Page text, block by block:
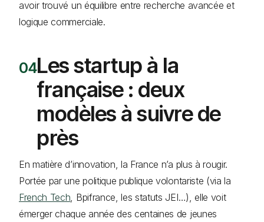
avoir trouvé un équilibre entre recherche avancée et
logique commerciale.
Les startup à la
française : deux
modèles à suivre de
près
En matière d’innovation, la France n’a plus à rougir.
Portée par une politique publique volontariste (via la
French Tech , Bpifrance, les statuts JEI…), elle voit
émerger chaque année des centaines de jeunes